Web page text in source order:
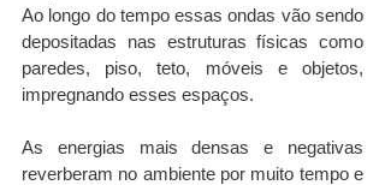
Ao longo do tempo essas ondas vão sendo
depositadas nas estruturas físicas como
paredes, piso, teto, móveis e objetos,
impregnando esses espaços.
As energias mais densas e negativas
reverberam no ambiente por muito tempo e